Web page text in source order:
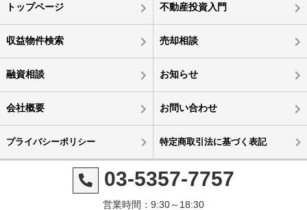
トップページ 不動産投資入門
収益物件検索 売却相談
融資相談 お知らせ
会社概要 お問い合わせ
プライバシーポリシー 特定商取引法に基づく表記
03-5357-7757
営業時間：9:30～18:30